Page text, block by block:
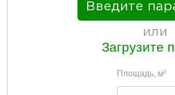
Введите
или
Загрузите
Площадь, м2